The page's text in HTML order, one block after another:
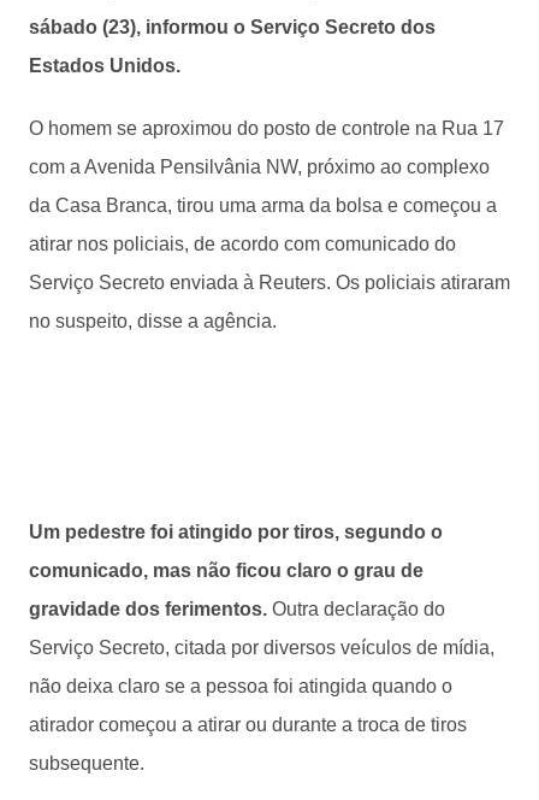
sábado (23), informou o Serviço Secreto dos
Estados Unidos.
O homem se aproximou do posto de controle na Rua 17
com a Avenida Pensilvânia NW, próximo ao complexo
da Casa Branca, tirou uma arma da bolsa e começou a
atirar nos policiais, de acordo com comunicado do
Serviço Secreto enviada à Reuters. Os policiais atiraram
no suspeito, disse a agência.
Um pedestre foi atingido por tiros, segundo o
comunicado, mas não ficou claro o grau de
gravidade dos ferimentos. Outra declaração do
Serviço Secreto, citada por diversos veículos de mídia,
não deixa claro se a pessoa foi atingida quando o
atirador começou a atirar ou durante a troca de tiros
subsequente.